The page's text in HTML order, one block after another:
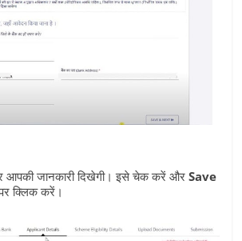
जानकारी दिखेगी। इसे चेक करें औरSave
क्लिक करें।